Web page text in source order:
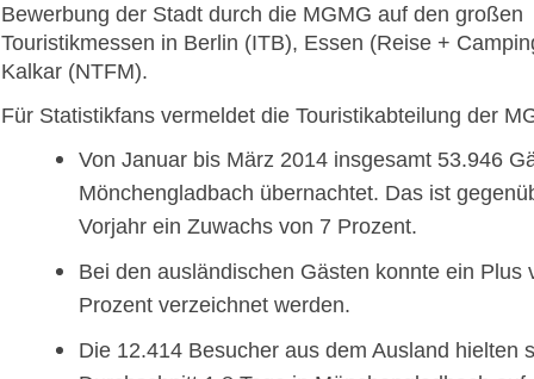
Bewerbung der Stadt durch die MGMG auf den großen
Touristikmessen in Berlin (ITB), Essen (Reise +
Kalkar (NTFM).
Für Statistikfans vermeldet die Touristikabteilung der
Von Januar bis März 2014 insgesamt 53.946
Mönchengladbach übernachtet. Das ist
Vorjahr ein Zuwachs von 7 Prozent.
Bei den ausländischen Gästen konnte ein Plus
Prozent verzeichnet werden.
Die 12.414 Besucher aus dem Ausland hielten